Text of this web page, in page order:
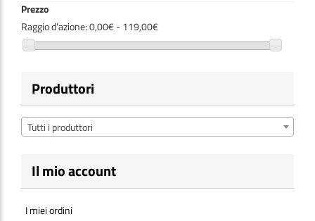
Prezzo
Raggio d'azione:0,00€ - 119,00€
Produttori
Tutti i produttori
Il mio account
I miei ordini